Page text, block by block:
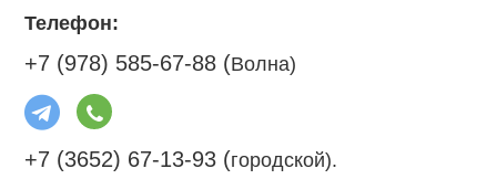
Телефон:
+7 (978) 585-67-88 (Волна)
+7 (3652) 67-13-93 (городской).